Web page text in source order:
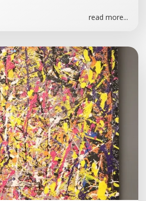
read more...